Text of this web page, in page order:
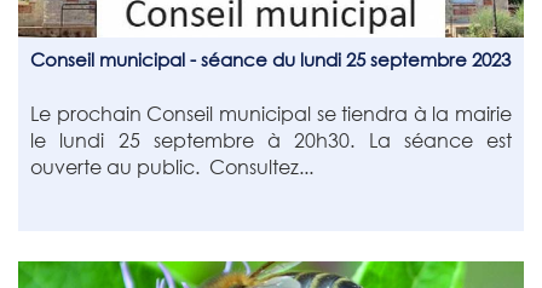
Conseil municipal - séance du lundi 25 septembre 2023
Le prochain Conseil municipal se tiendra à la mairie
le lundi 25 septembre à 20h30. La séance est
ouverte au public. Consultez...